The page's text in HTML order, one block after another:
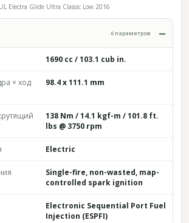
Electra Glide Ultra Classic Low 2016
6 параметров
1690 cc / 103.1 cub in.
× ход
98.4 x 111.1 mm
138 Nm / 14.1 kgf-m / 101.8 ft.
lbs @ 3750 rpm
Electric
Single-fire, non-wasted, map-
controlled spark ignition
Electronic Sequential Port Fuel
Injection (ESPFI)